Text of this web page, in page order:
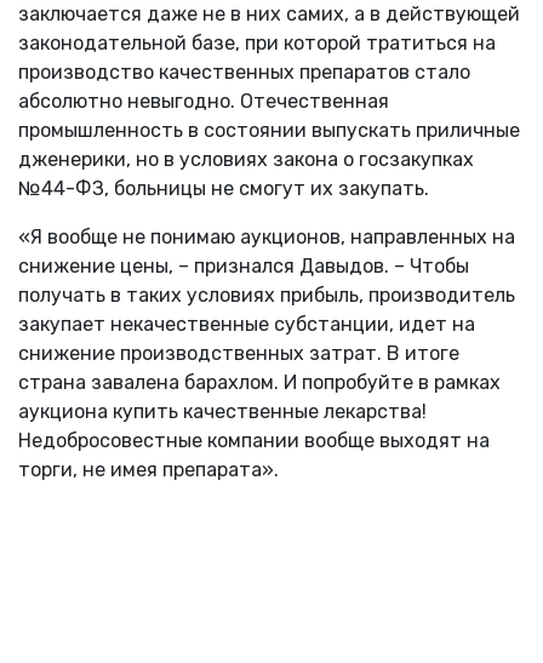
заключается даже не в них самих, а в действующей
законодательной базе, при которой тратиться на
производство качественных препаратов стало
абсолютно невыгодно. Отечественная
промышленность в состоянии выпускать приличные
дженерики, но в условиях закона о госзакупках
№44-ФЗ, больницы не смогут их закупать.
«Я вообще не понимаю аукционов, направленных на
снижение цены, – признался Давыдов. – Чтобы
получать в таких условиях прибыль, производитель
закупает некачественные субстанции, идет на
снижение производственных затрат. В итоге
страна завалена барахлом. И попробуйте в рамках
аукциона купить качественные лекарства!
Недобросовестные компании вообще выходят на
торги, не имея препарата».